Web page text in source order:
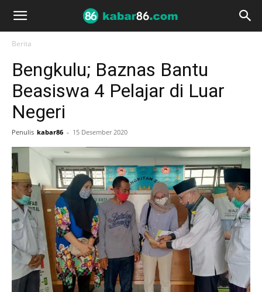
Berita
Bengkulu; Baznas Bantu
Beasiswa 4 Pelajar di Luar
Negeri
Penulis kabar86 - 15 Desember 2020